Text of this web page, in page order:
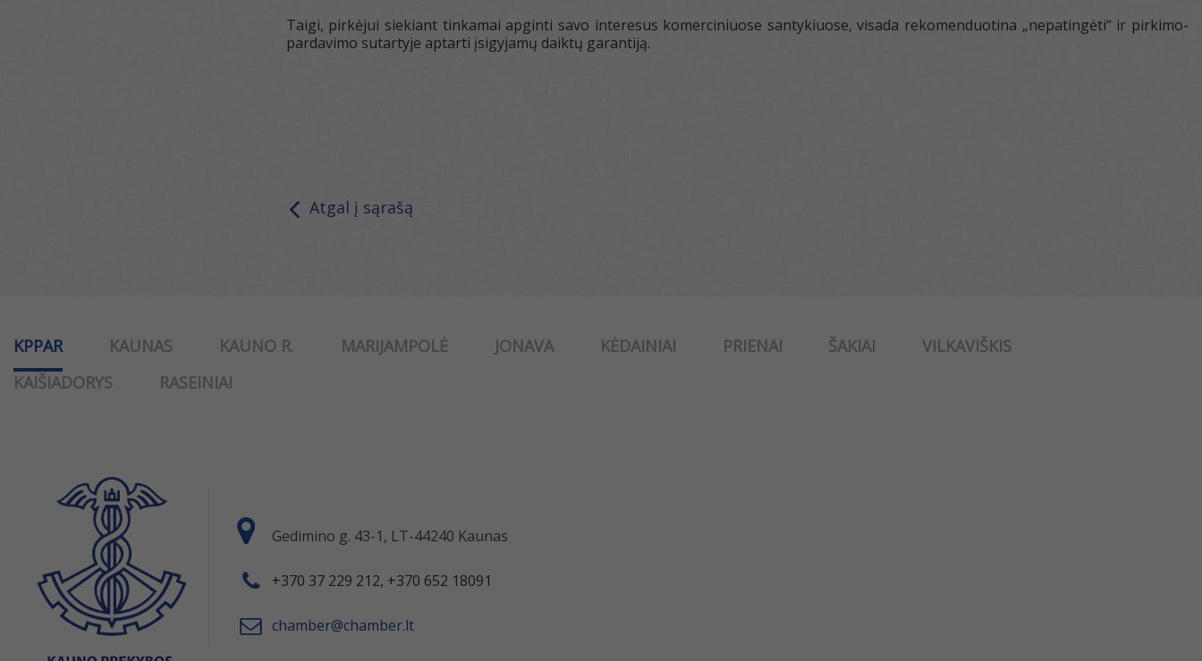
Taigi, pirkėjui siekiant tinkamai apginti savo interesus komerciniuose santykiuose, visada rekomenduotina „nepatingėti“ ir pirkimo-
pardavimo sutartyje aptarti įsigyjamų daiktų garantiją.
Atgal į sąrašą
KPPAR KAUNAS KAUNO R. MARIJAMPOLĖ JONAVA KĖDAINIAI PRIENAI ŠAKIAI
VILKAVIŠKIS
KAIŠIADORYS
RASEINIAI
Gedimino g. 43-1, LT-44240 Kaunas
+370 37 229 212, +370 652 18091
chamber@chamber.lt